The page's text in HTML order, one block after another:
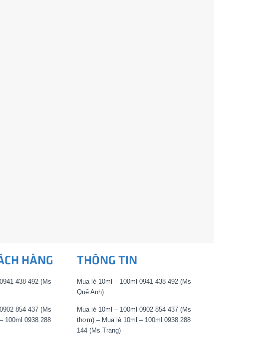
HÀNG
438 492 (Ms
854 437 (Ms
100ml 0938 288
THÔNG TIN
Mua lẻ 10ml – 100ml 0941 438 492 (Ms
Quế Anh)
Mua lẻ 10ml – 100ml 0902 854 437 (Ms
thơm) – Mua lẻ 10ml – 100ml 0938 288
144 (Ms Trang)